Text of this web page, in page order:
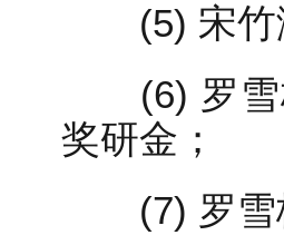
(5) 宋竹满
(6) 罗雪
奖研金；
(7) 罗雪梅